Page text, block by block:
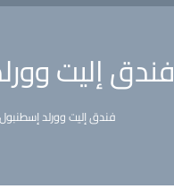
فندق إليت
فندق إليت وورلد إسطنبول